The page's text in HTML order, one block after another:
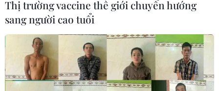
Thị trường vaccine thế giới chuyển hướng
sang người cao tuổi